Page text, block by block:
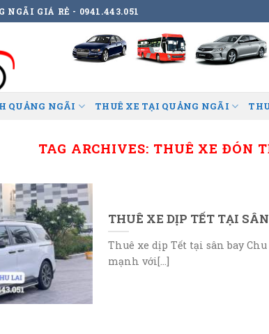
NGÃI GIÁ RẺ - 0941.443.051
QUẢNG NGÃI THUÊ XE TẠI QUẢNG NGÃI
TAG ARCHIVES: THUÊ XE ĐÓN
THUÊ XE DỊP TẾT TẠI
Thuê xe dịp Tết tại sân bay
mạnh với[...]